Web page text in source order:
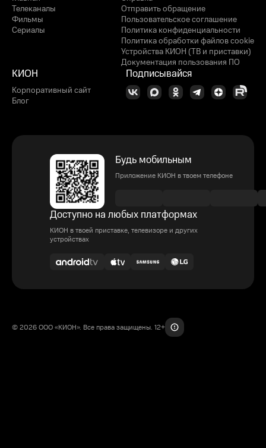
Телеканалы
Фильмы
Сериалы
Отправить обращение
Пользовательское соглашение
Политика конфиденциальности
Политика обработки файлов cookie
Устройства КИОН (ТВ и приставки)
Документация пользования ПО
КИОН
Корпоративный сайт
Блог
Подписывайся
Будь мобильным
Приложение КИОН в твоем телефоне
Доступно на любых платформах
КИОН в твоей приставке, телевизоре и других
устройствах
© 2026 ООО «КИОН». Все права защищены. 12+